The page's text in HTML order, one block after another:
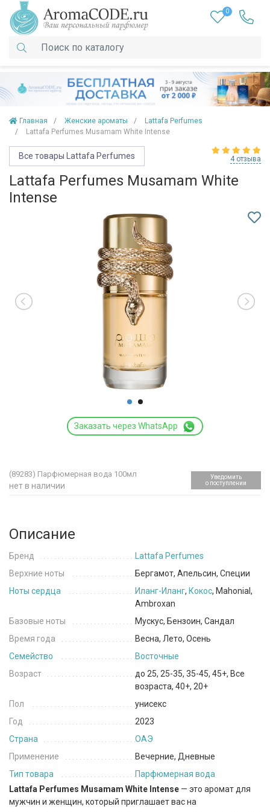
0
Главная Женские ароматы
Lattafa Perfumes
Lattafa Perfumes Musamam White Intense
Все товары Lattafa Perfumes 4 отзыва
Lattafa Perfumes Musamam White
Intense
Заказать через WhatsApp
(89283) Парфюмерная вода 100мл
нет в наличии
Уведомить
о поступлении
Описание
Бренд
Lattafa Perfumes
Верхние ноты
Бергамот, Апельсин, Специи
Ноты сердца
Иланг-Иланг, Кокос, Mahonial,
Ambroxan
Базовые ноты
Мускус, Бензоин, Сандал
Время года
Весна, Лето, Осень
Семейство
Восточные
Возраст
до 25, 25-35, 35-45, 45+, Все
возраста, 40+, 20+
Пол
унисекс
Год
2023
Страна
ОАЭ
Применение
Вечерние, Дневные
Тип товара
Парфюмерная вода
Lattafa Perfumes Musamam White Intense — это аромат для
мужчин и женщин, который приглашает вас на